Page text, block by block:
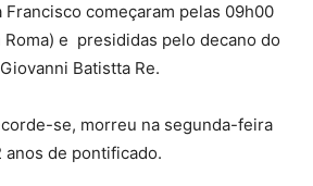
Francisco começaram pelas 09h00
Roma) e presididas pelo decano do
Batistta Re.
se, morreu na segunda-feira
anos de pontificado.